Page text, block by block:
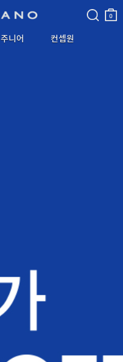
구니
0
주니어 컨셉원